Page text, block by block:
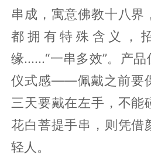
串成，寓意佛教十八界
都拥有特殊含义，
缘......“一串多效”。产
仪式感——佩戴之前要
三天要戴在左手，不能
花白菩提手串，则凭借
轻人。